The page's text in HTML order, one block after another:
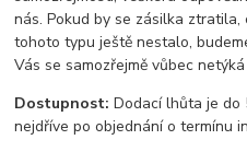
nás. Pokud by se zásilka
tohoto typu ještě nestalo,
Vás se samozřejmě vůbec
Dostupnost:Dodací lhůta je do
nejdříve po objednání o termínu